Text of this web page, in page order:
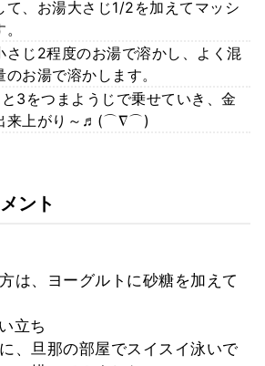
て、お湯大さじ1/2を加えてマッシ
さじ2程度のお湯で溶かし、よく混
お湯で溶かします。
3をつまようじで乗せていき、金
来上がり～♬(⌒∇⌒)
ント
は、ヨーグルトに砂糖を加えて
立ち
、旦那の部屋でスイスイ泳いで